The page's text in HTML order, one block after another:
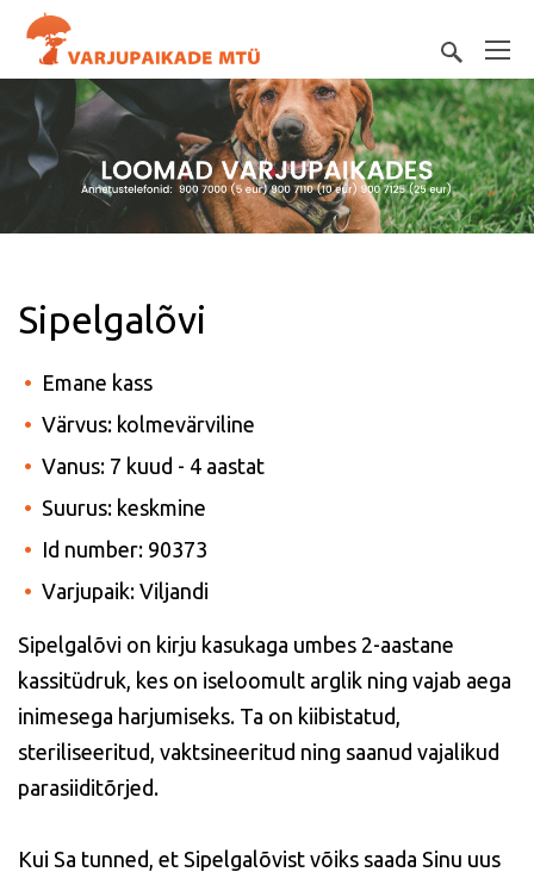
Sipelgalõvi
Emane kass
Värvus: kolmevärviline
Vanus: 7 kuud - 4 aastat
Suurus: keskmine
Id number: 90373
Varjupaik: Viljandi
Sipelgalõvi on kirju kasukaga umbes 2-aastane
kassitüdruk, kes on iseloomult arglik ning vajab aega
inimesega harjumiseks. Ta on kiibistatud,
steriliseeritud, vaktsineeritud ning saanud vajalikud
parasiiditõrjed.
Kui Sa tunned, et Sipelgalõvist võiks saada Sinu uus